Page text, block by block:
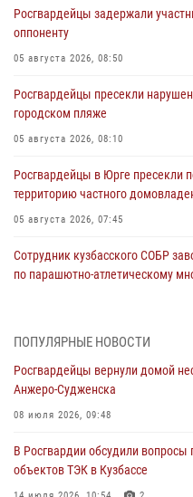
Росгвардейцы задержали
оппоненту
05 августа 2026, 08:50
Росгвардейцы пресекли
городском пляже
05 августа 2026, 08:10
Росгвардейцы в Юрге пресекли
территорию частного
05 августа 2026, 07:45
Сотрудник кузбасского СОБР
по парашютно-атлетическому
Кузбассовцы высоко оценили
04 августа 2026, 09:42
Росгвардейцы помогли
04 августа 2026, 08:42
ПОПУЛЯРНЫЕ НОВОСТИ
Росгвардейцы вернули домой
Анжеро-Судженска
08 июля 2026, 09:48
В Росгвардии обсудили
объектов ТЭК в Кузбассе